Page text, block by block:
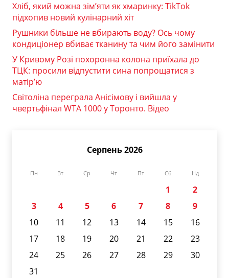
Хліб, який можна зім’яти як хмаринку: TikTok
підхопив новий кулінарний хіт
Рушники більше не вбирають воду? Ось чому
кондиціонер вбиває тканину та чим його замінити
У Кривому Розі похоронна колона приїхала до
ТЦК: просили відпустити сина попрощатися з
матір’ю
Світоліна переграла Анісімову і вийшла у
чвертьфінал WTA 1000 у Торонто. Відео
Серпень 2026
Пн Вт Ср Чт Пт Сб Нд
1
2
3
4 5 6 7 8
9
10
11 12 13 14 15
16
17
18 19 20 21 22
23
24
25 26 27 28 29
30
31